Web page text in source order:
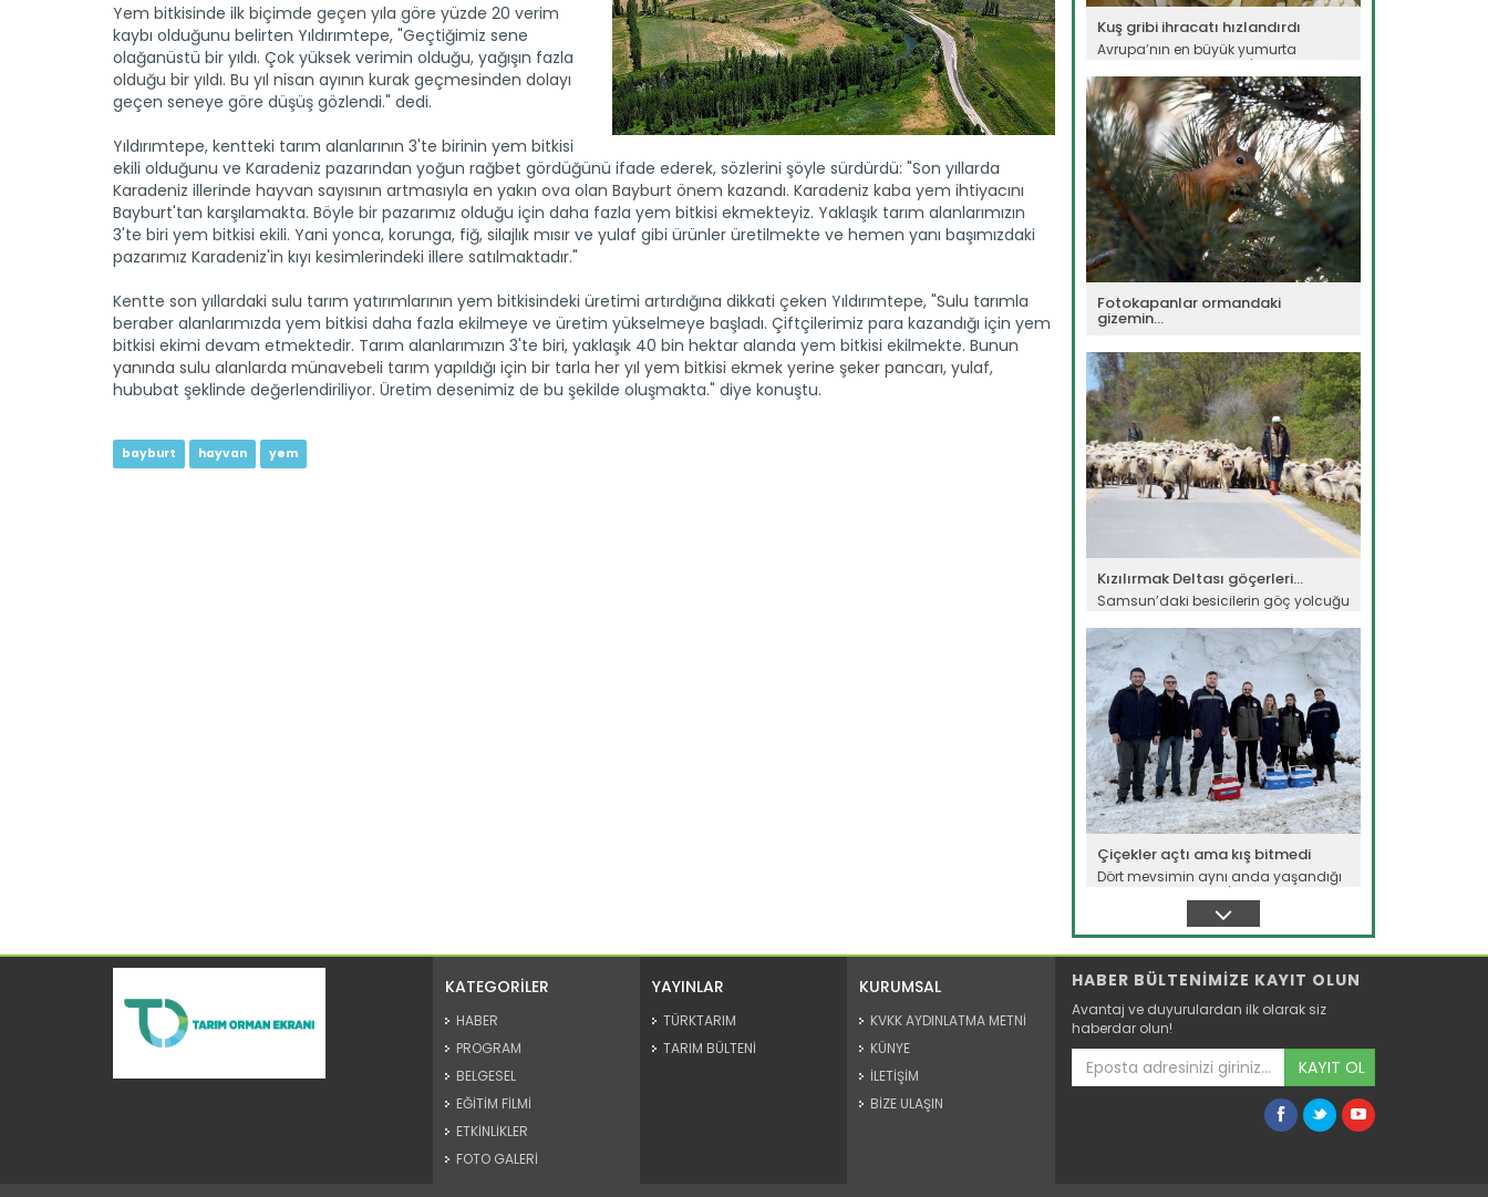
Yem bitkisinde ilk biçimde geçen yıla göre yüzde 20 verim
kaybı olduğunu belirten Yıldırımtepe, "Geçtiğimiz sene
olağanüstü bir yıldı. Çok yüksek verimin olduğu, yağışın fazla
olduğu bir yıldı. Bu yıl nisan ayının kurak geçmesinden dolayı
geçen seneye göre düşüş gözlendi." dedi.
Yıldırımtepe, kentteki tarım alanlarının 3'te birinin yem bitkisi
ekili olduğunu ve Karadeniz pazarından yoğun rağbet gördüğünü ifade ederek, sözlerini şöyle sürdürdü: "Son yıllarda
Karadeniz illerinde hayvan sayısının artmasıyla en yakın ova olan Bayburt önem kazandı. Karadeniz kaba yem ihtiyacını
Bayburt'tan karşılamakta. Böyle bir pazarımız olduğu için daha fazla yem bitkisi ekmekteyiz. Yaklaşık tarım alanlarımızın
3'te biri yem bitkisi ekili. Yani yonca, korunga, fiğ, silajlık mısır ve yulaf gibi ürünler üretilmekte ve hemen yanı başımızdaki
pazarımız Karadeniz'in kıyı kesimlerindeki illere satılmaktadır."
Kentte son yıllardaki sulu tarım yatırımlarının yem bitkisindeki üretimi artırdığına dikkati çeken Yıldırımtepe, "Sulu tarımla
beraber alanlarımızda yem bitkisi daha fazla ekilmeye ve üretim yükselmeye başladı. Çiftçilerimiz para kazandığı için yem
bitkisi ekimi devam etmektedir. Tarım alanlarımızın 3'te biri, yaklaşık 40 bin hektar alanda yem bitkisi ekilmekte. Bunun
yanında sulu alanlarda münavebeli tarım yapıldığı için bir tarla her yıl yem bitkisi ekmek yerine şeker pancarı, yulaf,
hububat şeklinde değerlendiriliyor. Üretim desenimiz de bu şekilde oluşmakta." diye konuştu.
bayburt hayvan yem
Kuş gribi ihracatı hızlandırdı
Avrupa’nın en büyük yumurta
üreticilerinden Polonya'da kuş gribi...
Devamını Oku ->
Fotokapanlar ormandaki
gizemin...
gizemini gözler önüne seren...
Devamını Oku ->
Kızılırmak Deltası göçerleri...
Samsun’daki besicilerin göç yolcuğu
Devamını Oku ->
Çiçekler açtı ama kış bitmedi
Dört mevsimin aynı anda yaşandığı
ülkemizde Amasya'da çiçek açan...
Buzağılar için ozon tedavisi...
KATEGORİLER
HABER
PROGRAM
BELGESEL
EĞİTİM FİLMİ
ETKİNLİKLER
FOTO GALERİ
YAYINLAR
TÜRKTARIM
TARIM BÜLTENİ
KURUMSAL
KVKK AYDINLATMA METNİ
KÜNYE
İLETİŞİM
BİZE ULAŞIN
HABER BÜLTENİMİZE KAYIT OLUN
Avantaj ve duyurulardan ilk olarak siz
haberdar olun!
KAYIT OL